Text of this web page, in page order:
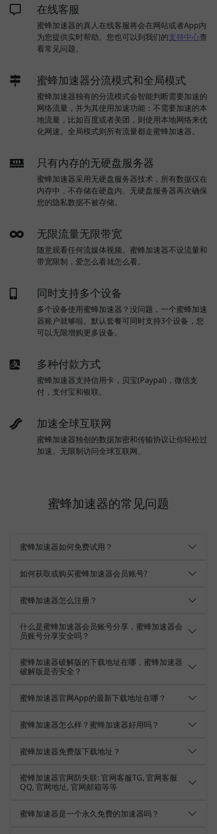
在线客服
蜜蜂加速器的真人在线客服将会在网站或者App内
为您提供实时帮助。您也可以到我们的支持中心查
看常见问题。
蜜蜂加速器分流模式和全局模式
蜜蜂加速器独有的分流模式会智能判断需要加速的
网络流量，并为其使用加速功能；不需要加速的本
地流量，比如百度或者美团，则使用本地网络来优
化网速。全局模式则所有流量都走蜜蜂加速器。
只有内存的无硬盘服务器
蜜蜂加速器采用无硬盘服务器技术，所有数据仅在
内存中，不存储在硬盘内。无硬盘服务器再次确保
您的隐私数据不被存储。
无限流量无限带宽
随意观看任何流媒体视频。蜜蜂加速器不设流量和
带宽限制，爱怎么看就怎么看。
同时支持多个设备
多个设备使用蜜蜂加速器？没问题，一个蜜蜂加速
器账户就够啦。默认套餐可同时支持3个设备，您
可以无限增购更多设备。
多种付款方式
蜜蜂加速器支持信用卡，贝宝(Paypal)，微信支
付，支付宝和银联。
加速全球互联网
蜜蜂加速器独创的数据加密和传输协议让你轻松过
加速。无限制访问全球互联网。
蜜蜂加速器的常见问题
蜜蜂加速器如何免费试用？
如何获取或购买蜜蜂加速器会员账号?
蜜蜂加速器怎么注册？
什么是蜜蜂加速器会员账号分享，蜜蜂加速器会
员账号分享安全吗？
蜜蜂加速器破解版的下载地址在哪，蜜蜂加速器
破解版是否安全？
蜜蜂加速器官网App的最新下载地址在哪？
蜜蜂加速器怎么样？蜜蜂加速器好用吗？
蜜蜂加速器免费版下载地址？
蜜蜂加速器官网防失联: 官网客服TG, 官网客服
QQ, 官网地址, 官网邮箱等等
蜜蜂加速器是一个永久免费的加速器吗？